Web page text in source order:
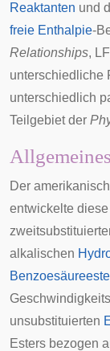
Reaktanten und
freie Enthalpie-
Relationships,
unterschiedliche
unterschiedlich
Teilgebiet der
Allgemeines
Der
entwickelte
alkalischen
unsubstituierten
Esters bezogen